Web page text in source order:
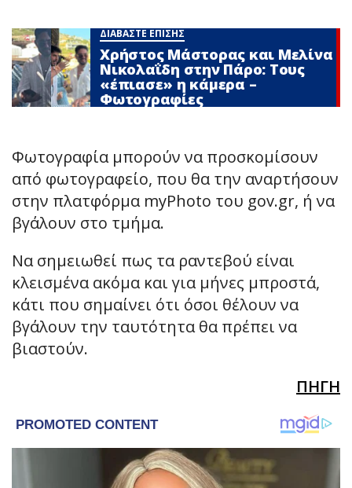
ΔΙΑΒΑΣΤΕ ΕΠΙΣΗΣ
Χρήστος Μάστορας και Μελίνα
Νικολαΐδη στην Πάρο: Τους
«έπιασε» η κάμερα –
Φωτογραφίες
Φωτογραφία μπορούν να προσκομίσουν
από φωτογραφείο, που θα την αναρτήσουν
στην πλατφόρμα myPhoto του gov.gr, ή να
βγάλουν στο τμήμα.
Να σημειωθεί πως τα ραντεβού είναι
κλεισμένα ακόμα και για μήνες μπροστά,
κάτι που σημαίνει ότι όσοι θέλουν να
βγάλουν την ταυτότητα θα πρέπει να
βιαστούν.
ΠΗΓΗ